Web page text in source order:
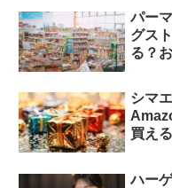
パー
グス
る？
シマ
買え
ハー